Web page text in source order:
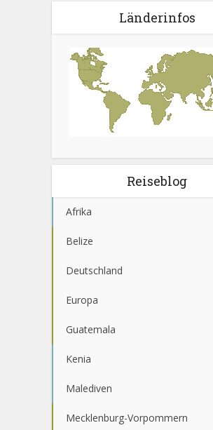
Länderinfos
Reiseblog
Afrika
Belize
Deutschland
Europa
Guatemala
Kenia
Malediven
Mecklenburg-Vorpommern